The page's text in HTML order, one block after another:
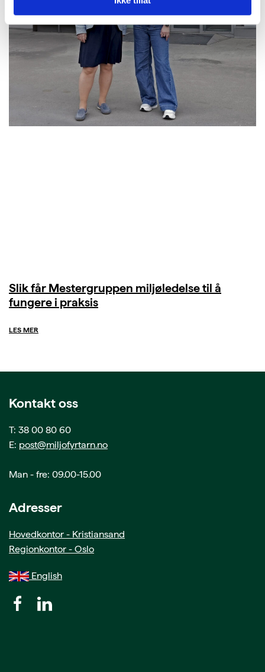
Slik får Mestergruppen miljøledelse til å
fungere i praksis
LES MER
Kontakt oss
T: 38 00 80 60
E: post@miljofyrtarn.no
Man - fre: 09.00-15.00
Adresser
Hovedkontor - Kristiansand
Regionkontor - Oslo
English